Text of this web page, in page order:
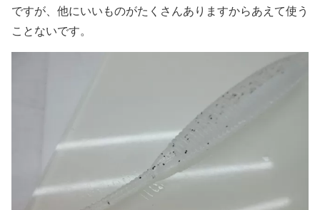
ですが、他にいいものがたくさんありますからあえて使う
ことないです。